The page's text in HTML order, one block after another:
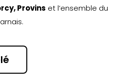
Provins et l’ensemble du